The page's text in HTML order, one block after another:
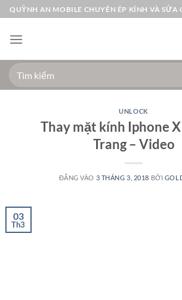
Bỏ
qua
nội
QUỲNH AN MOBILE CHUYÊN ÉP KÍNH VÀ SỬA
Tìm
kiếm:
UNLOCK
Thay mặt kính Iphone
Trang – Video
ĐĂNG VÀO 3 THÁNG 3, 2018 BỞI
03
Th3